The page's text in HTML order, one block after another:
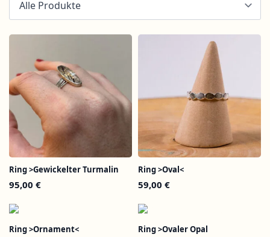
Ring >Gewickelter Turmalin
95,00 €
Ring >Oval<
59,00 €
Ring >Ornament< Ring >Ovaler Opal